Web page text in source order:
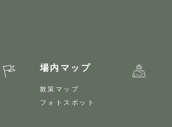
場内マップ
散策マップ
フォトスポット